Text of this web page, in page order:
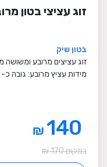
זוג עציצי בטון
בטון שיק
זוג עציצים מרובע ומשושה
מידות עציץ מרובע: גובה כ- 9.5 ס" ...
₪
במקום 170 ₪